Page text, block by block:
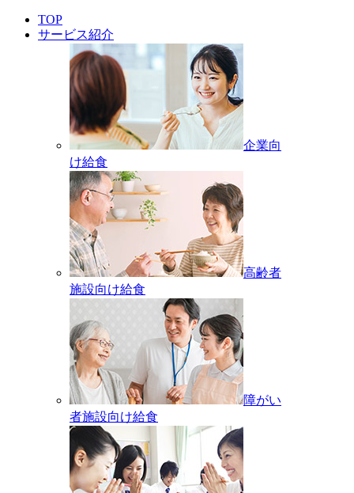
TOP
サービス紹介
企業向
け給食
高齢者
施設向け給食
障がい
者施設向け給食